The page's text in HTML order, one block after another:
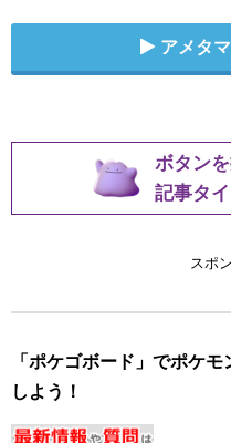
アメタ
ボタン
記事タ
スポ
「ポケゴボード」でポケ
しよう！